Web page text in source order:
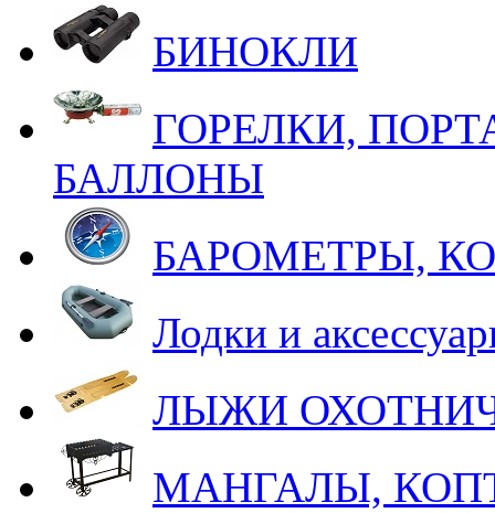
БИНОКЛИ
ГОРЕЛКИ,
БАЛЛОНЫ
БАРОМЕТРЫ,
Лодки и
ЛЫЖИ
МАНГАЛЫ,